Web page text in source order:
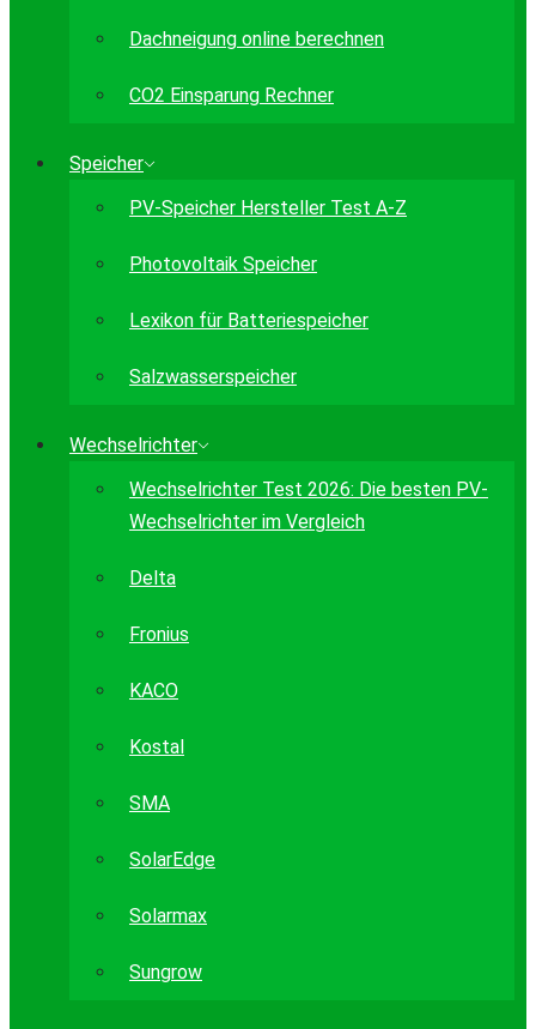
Dachneigung online berechnen
CO2 Einsparung Rechner
Speicher
PV-Speicher Hersteller Test A-Z
Photovoltaik Speicher
Lexikon für Batteriespeicher
Salzwasserspeicher
Wechselrichter
Wechselrichter Test 2026: Die besten PV-
Wechselrichter im Vergleich
Delta
Fronius
KACO
Kostal
SMA
SolarEdge
Solarmax
Sungrow